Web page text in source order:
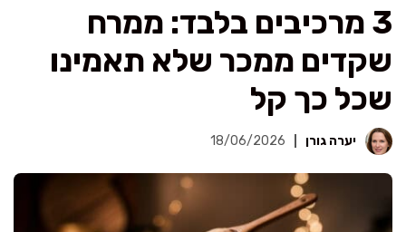
3 מרכיבים בלבד: ממרח
שקדים ממכר שלא תאמינו
שכל כך קל
יערה גורן 18/06/2026